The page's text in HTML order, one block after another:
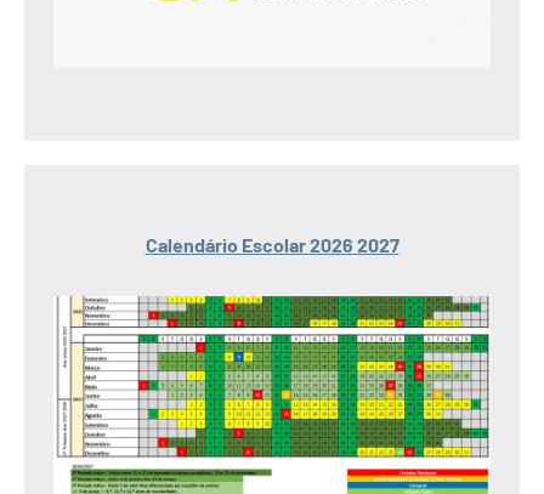
Calendário Escolar 2026 2027